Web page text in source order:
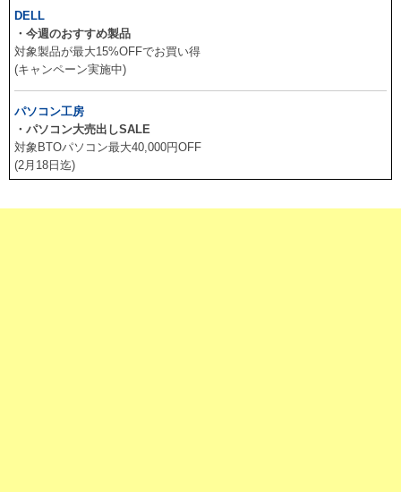
DELL
・今週のおすすめ製品
対象製品が最大15%OFFでお買い得
(キャンペーン実施中)
パソコン工房
・パソコン大売出しSALE
対象BTOパソコン最大40,000円OFF
(2月18日迄)